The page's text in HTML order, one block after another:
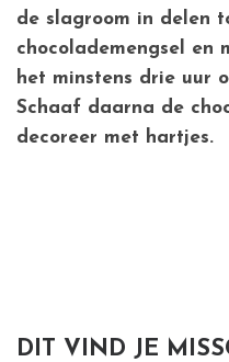
de slagroom in delen
chocolademengsel en
het minstens drie uur
Schaaf daarna de
decoreer met hartjes.
DIT VIND JE